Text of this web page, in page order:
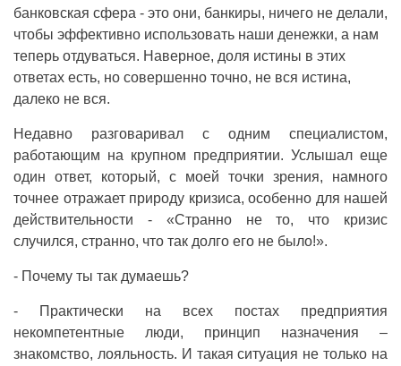
банковская сфера - это они, банкиры, ничего не делали,
чтобы эффективно использовать наши денежки, а нам
теперь отдуваться. Наверное, доля истины в этих
ответах есть, но совершенно точно, не вся истина,
далеко не вся.
Недавно разговаривал с одним специалистом,
работающим на крупном предприятии. Услышал еще
один ответ, который, с моей точки зрения, намного
точнее отражает природу кризиса, особенно для нашей
действительности - «Странно не то, что кризис
случился, странно, что так долго его не было!».
- Почему ты так думаешь?
- Практически на всех постах предприятия
некомпетентные люди, принцип назначения –
знакомство, лояльность. И такая ситуация не только на